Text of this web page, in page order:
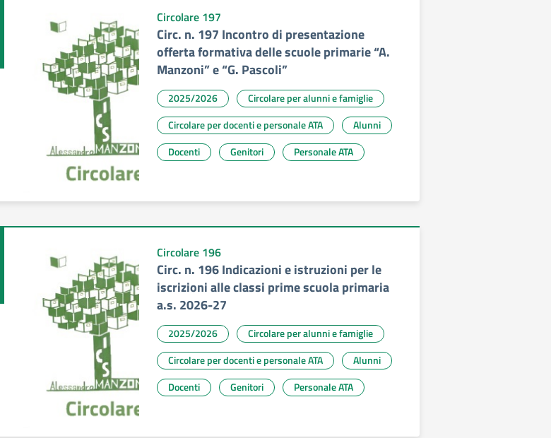
Circolare 197
Circ. n. 197 Incontro di presentazione
offerta formativa delle scuole primarie “A.
Manzoni” e “G. Pascoli”
2025/2026
Circolare per alunni e famiglie
Circolare per docenti e personale ATA
Alunni
Docenti
Genitori Personale ATA
Circolare 196
Circ. n. 196 Indicazioni e istruzioni per le
iscrizioni alle classi prime scuola primaria
a.s. 2026-27
2025/2026
Circolare per alunni e famiglie
Circolare per docenti e personale ATA
Alunni
Docenti
Genitori Personale ATA